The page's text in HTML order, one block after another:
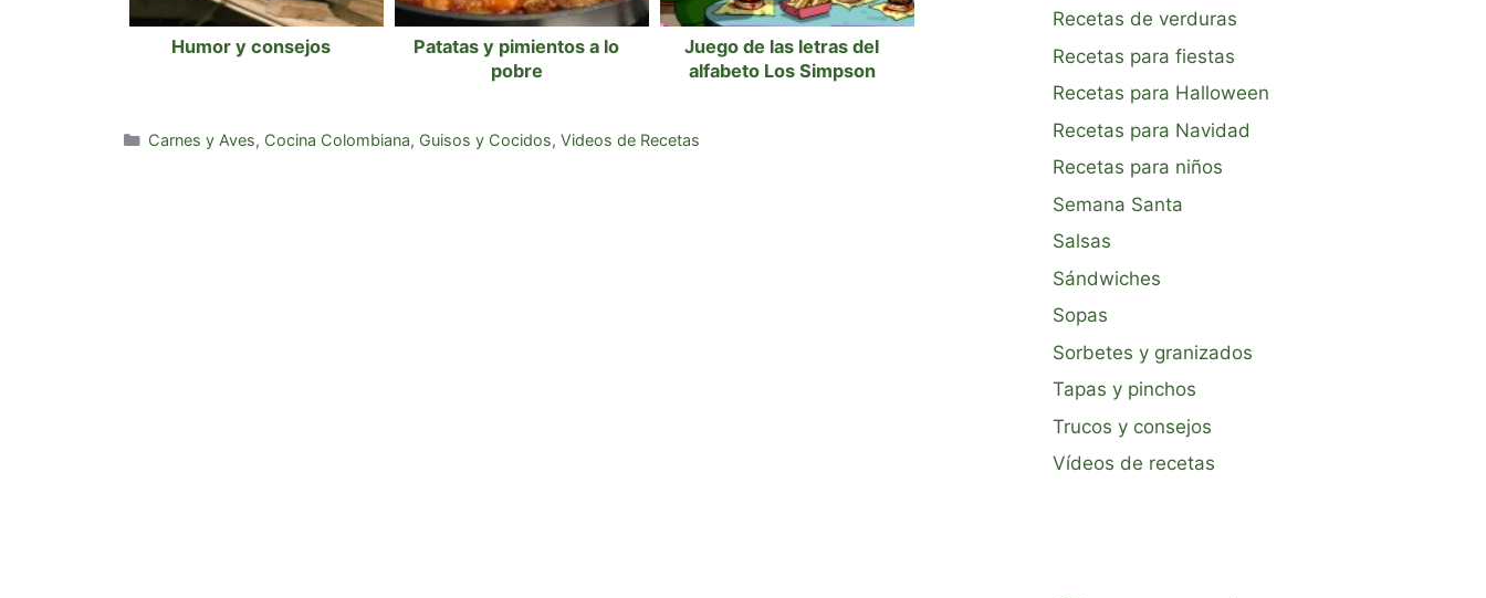
Humor y consejos
Patatas y pimientos a lo
pobre
Juego de las letras del
alfabeto Los Simpson
Categorías
Carnes y Aves, Cocina Colombiana, Guisos y Cocidos, Videos de Recetas
Recetas de verduras
Recetas para fiestas
Recetas para Halloween
Recetas para Navidad
Recetas para niños
Semana Santa
Salsas
Sándwiches
Sopas
Sorbetes y granizados
Tapas y pinchos
Trucos y consejos
Vídeos de recetas